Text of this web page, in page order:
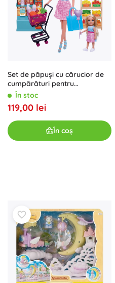
Set de păpuși cu cărucior de
cumpărături pentru
supermarket
În stoc
119,00 lei
În coș